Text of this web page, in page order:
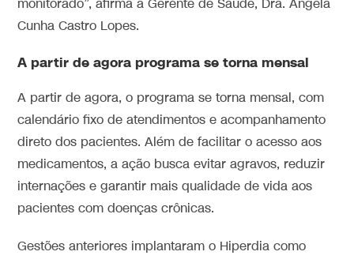
monitorado”, afirma a Gerente de Saúde, Dra. Ângela
Cunha Castro Lopes.
A partir de agora programa se torna mensal
A partir de agora, o programa se torna mensal, com
calendário fixo de atendimentos e acompanhamento
direto dos pacientes. Além de facilitar o acesso aos
medicamentos, a ação busca evitar agravos, reduzir
internações e garantir mais qualidade de vida aos
pacientes com doenças crônicas.
Gestões anteriores implantaram o Hiperdia como